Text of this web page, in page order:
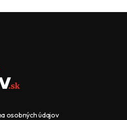
osobných údajov